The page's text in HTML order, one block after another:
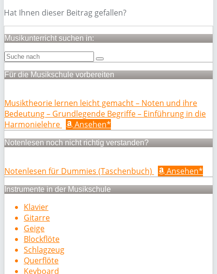
Hat Ihnen dieser Beitrag gefallen?
Musikunterricht suchen in:
Für die Musikschule vorbereiten
Musiktheorie lernen leicht gemacht – Noten und ihre
Bedeutung – Grundlegende Begriffe – Einführung in die
Harmonielehre
Ansehen*
Notenlesen noch nicht richtig verstanden?
Notenlesen für Dummies (Taschenbuch) Ansehen*
Instrumente in der Musikschule
Klavier
Gitarre
Geige
Blockflöte
Schlagzeug
Querflöte
Keyboard